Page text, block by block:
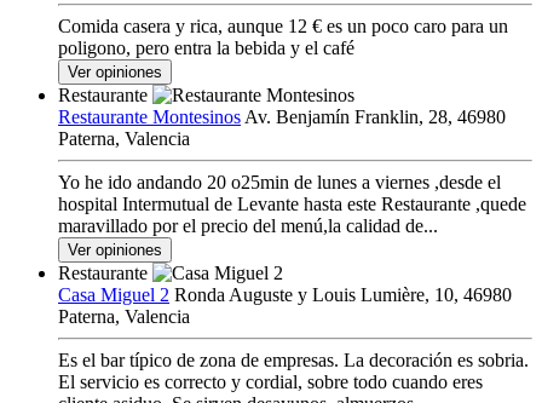
Comida casera y rica, aunque 12 € es un poco caro para un
poligono, pero entra la bebida y el café
Ver opiniones
Restaurante
Restaurante MontesinosAv. Benjamín Franklin, 28, 46980
Paterna, Valencia
Yo he ido andando 20 o25min de lunes a viernes ,desde el
hospital Intermutual de Levante hasta este Restaurante ,quede
maravillado por el precio del menú,la calidad de...
Ver opiniones
Restaurante
Casa Miguel 2 Ronda Auguste y Louis Lumière, 10, 46980
Paterna, Valencia
Es el bar típico de zona de empresas. La decoración es sobria.
El servicio es correcto y cordial, sobre todo cuando eres